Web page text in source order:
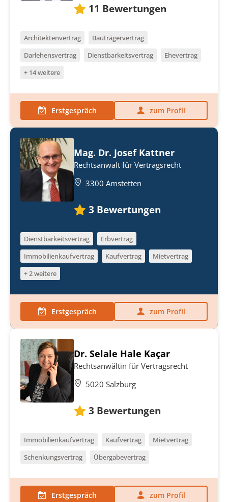
11 Bewertungen
Architektenvertrag
Bauträgervertrag
Darlehensvertrag
Dienstbarkeitsvertrag
Ehevertrag
+ 14 weitere
Erstgespräch zum Profil
Mag. Dr. Josef Kattner
Rechtsanwalt für Vertragsrecht
3300 Amstetten
3 Bewertungen
Dienstbarkeitsvertrag
Erbvertrag
Immobilienkaufvertrag
Kaufvertrag
Mietvertrag
+ 2 weitere
Erstgespräch zum Profil
Dr. Selale Hale Kaçar
Rechtsanwältin für Vertragsrecht
5020 Salzburg
3 Bewertungen
Immobilienkaufvertrag Kaufvertrag
Mietvertrag
Schenkungsvertrag
Übergabevertrag
Erstgespräch zum Profil